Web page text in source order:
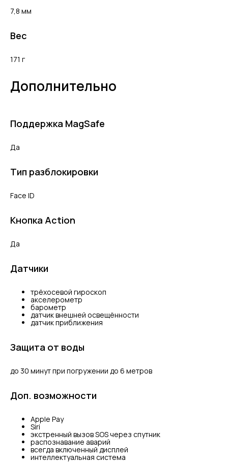
7,8 мм
Вес
171 г
Дополнительно
Поддержка MagSafe
Да
Тип разблокировки
Face ID
Кнопка Action
Да
Датчики
трёхосевой гироскоп
акселерометр
барометр
датчик внешней освещённости
датчик приближения
Защита от воды
до 30 минут при погружении до 6 метров
Доп. возможности
Apple Pay
Siri
экстренный вызов SOS через спутник
распознавание аварий
всегда включенный дисплей
интеллектуальная система